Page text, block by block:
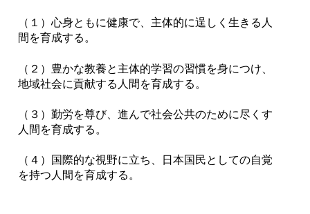
（１）心身ともに健康で、主体的に逞しく生きる人
間を育成する。
（２）豊かな教養と主体的学習の習慣を身につけ、
地域社会に貢献する人間を育成する。
（３）勤労を尊び、進んで社会公共のために尽くす
人間を育成する。
（４）国際的な視野に立ち、日本国民としての自覚
を持つ人間を育成する。